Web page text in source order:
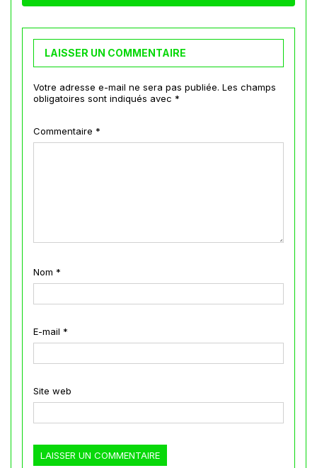
LAISSER UN COMMENTAIRE
Votre adresse e-mail ne sera pas publiée. Les champs
obligatoires sont indiqués avec *
Commentaire *
Nom *
E-mail *
Site web